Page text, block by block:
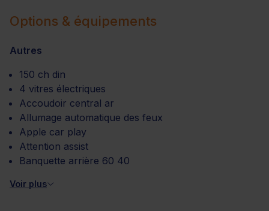
Options & équipements
Autres
150 ch din
4 vitres électriques
Accoudoir central ar
Allumage automatique des feux
Apple car play
Attention assist
Banquette arrière 60 40
Voir plus